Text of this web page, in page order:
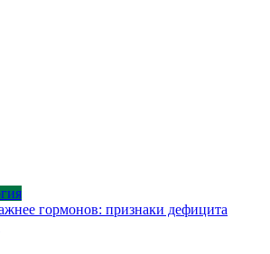
гормонов: признаки дефицита